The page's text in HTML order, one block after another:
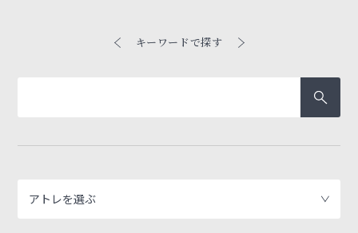
キーワードで探す
アトレを選ぶ